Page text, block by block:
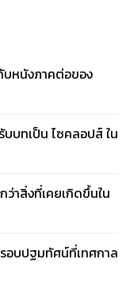
บหนังภาคต่อของ
บบทเป็น ไซคลอปส์ ใน
าสิ่งที่เคยเกิดขึ้นใน
อบปฐมทัศน์ที่เทศกาล